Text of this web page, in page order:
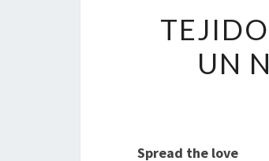
UN
Spread the love